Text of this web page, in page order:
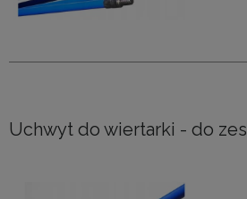
Uchwyt do wiertarki - do